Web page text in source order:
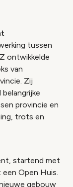
tussen
ontwikkelde
van
Zij
provincie en
trots en
startend met
een Open Huis.
gebouw